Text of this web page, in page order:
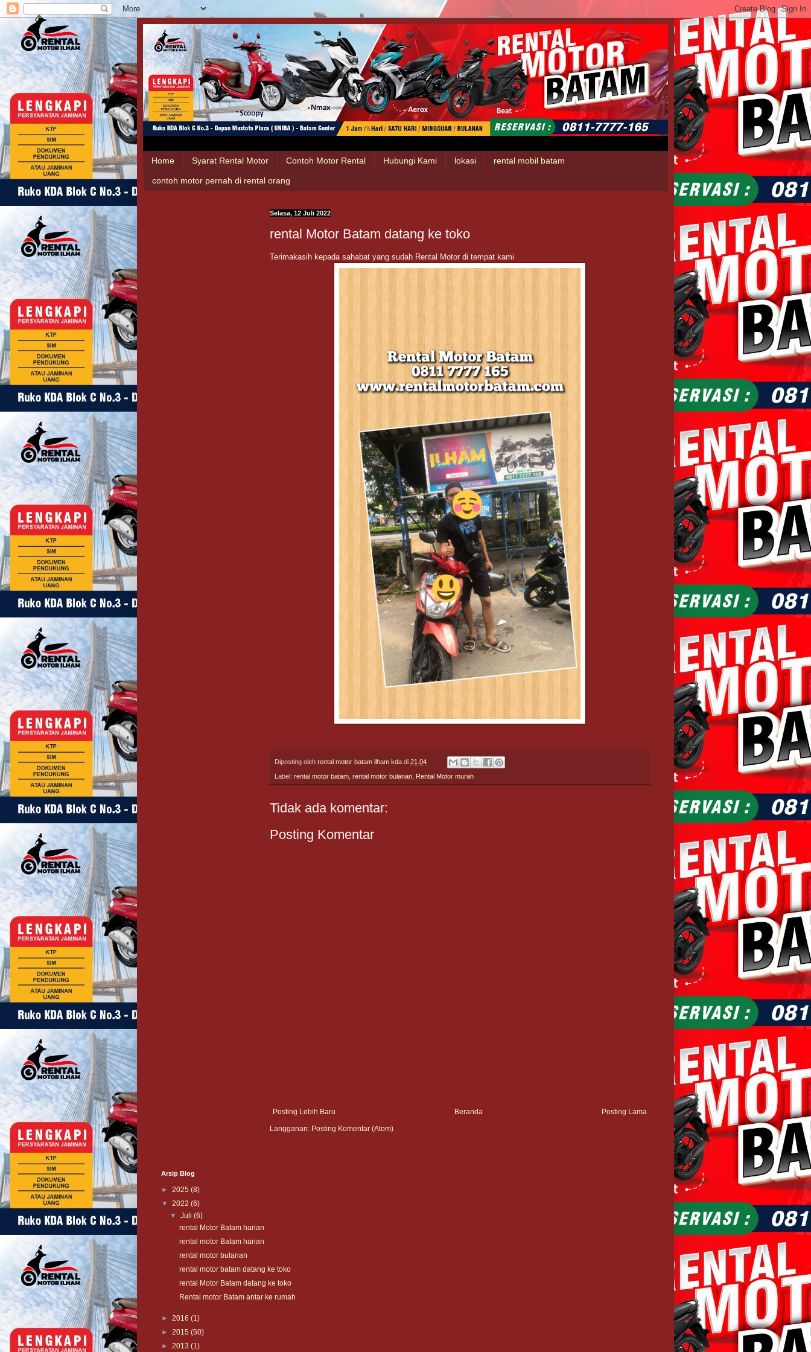
Home Syarat Rental Motor Contoh Motor Rental Hubungi Kami lokasi rental mobil batam
contoh motor pernah di rental orang
Selasa, 12 Juli 2022
rental Motor Batam datang ke toko
Terimakasih kepada sahabat yang sudah Rental Motor di tempat kami
Diposting oleh rental motor batam ilham kda di 21.04
Label: rental motor batam, rental motor bulanan, Rental Motor murah
Tidak ada komentar:
Posting Komentar
Posting Lebih Baru Posting Lama
Beranda
Langganan: Posting Komentar (Atom)
Arsip Blog
► 2025 (8)
▼ 2022 (6)
▼Juli(6)
rental Motor Batam harian
rental motor Batam harian
rental motor bulanan
rental motor batam datang ke toko
rental Motor Batam datang ke toko
Rental motor Batam antar ke rumah
► 2016 (1)
► 2015 (50)
► 2013 (1)